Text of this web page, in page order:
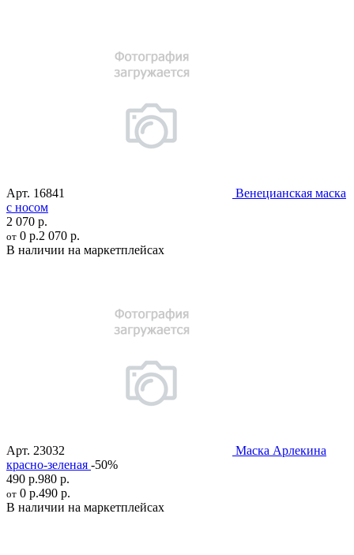
Арт. 16841
Венецианская маска
с носом
2 070 р.
от 0 р.2 070 р.
В наличии на маркетплейсах
Арт. 23032
Маска Арлекина
красно-зеленая -50%
490 р.980 р.
от 0 р.490 р.
В наличии на маркетплейсах